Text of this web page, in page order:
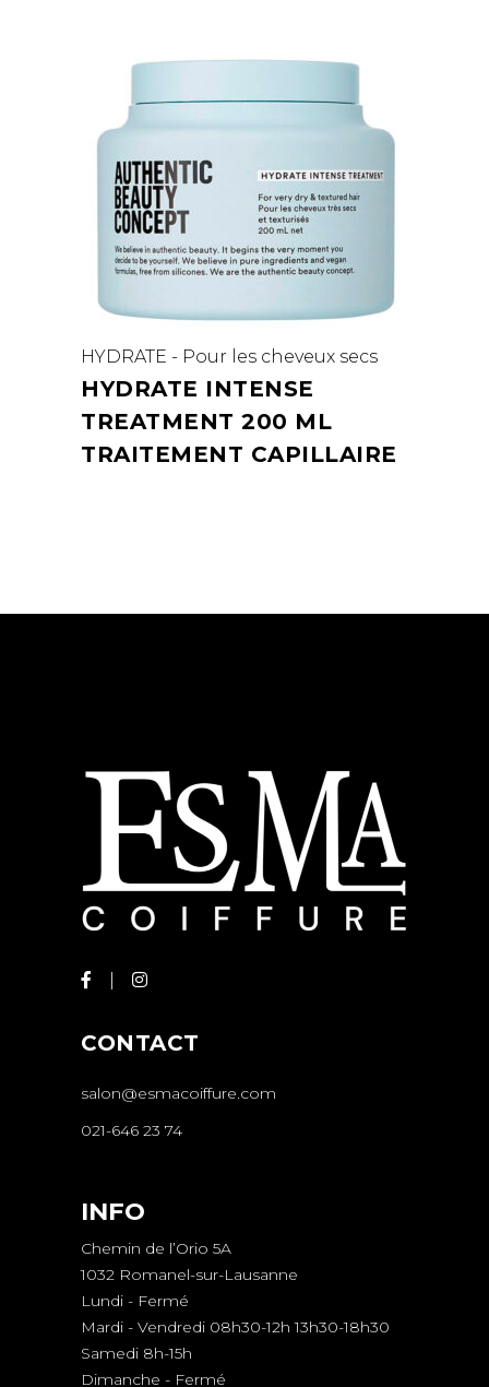
HYDRATE - Pour les cheveux secs
HYDRATE INTENSE
TREATMENT 200 ML
TRAITEMENT CAPILLAIRE
CONTACT
salon@esmacoiffure.com
021-646 23 74
INFO
Chemin de l’Orio 5A
1032 Romanel-sur-Lausanne
Lundi - Fermé
Mardi - Vendredi 08h30-12h 13h30-18h30
Samedi 8h-15h
Dimanche - Fermé